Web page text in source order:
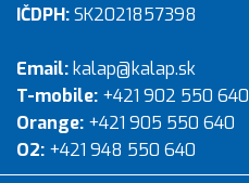
IČDPH:SK2021857398
Email: kalap@kalap.sk
T-mobile: +421 902 550 640
Orange: +421 905 550 640
O2: +421 948 550 640